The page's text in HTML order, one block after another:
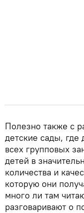
Полезно также с
детские сады, где
всех групповых
детей в
количества и
которую они
много ли там
разговаривают о